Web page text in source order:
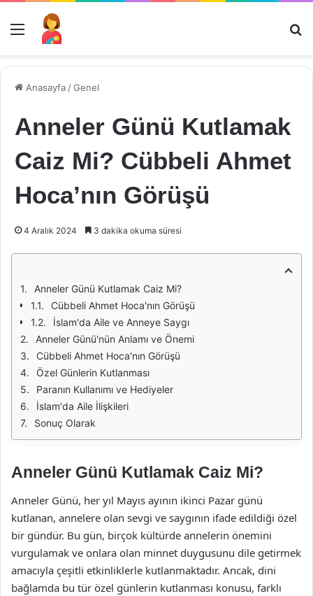
Menü
Anasayfa /Genel
Anneler Günü Kutlamak
Caiz Mi? Cübbeli Ahmet
Hoca’nın Görüşü
4 Aralık 2024 3 dakika okuma süresi
Anneler Günü Kutlamak Caiz Mi?
Cübbeli Ahmet Hoca'nın Görüşü
İslam'da Aile ve Anneye Saygı
Anneler Günü'nün Anlamı ve Önemi
Cübbeli Ahmet Hoca'nın Görüşü
Özel Günlerin Kutlanması
Paranın Kullanımı ve Hediyeler
İslam'da Aile İlişkileri
Sonuç Olarak
Anneler Günü Kutlamak Caiz Mi?
Anneler Günü, her yıl Mayıs ayının ikinci Pazar günü
kutlanan, annelere olan sevgi ve saygının ifade edildiği özel
bir gündür. Bu gün, birçok kültürde annelerin önemini
vurgulamak ve onlara olan minnet duygusunu dile getirmek
amacıyla çeşitli etkinliklerle kutlanmaktadır. Ancak, dini
bağlamda bu tür özel günlerin kutlanması konusu, farklı